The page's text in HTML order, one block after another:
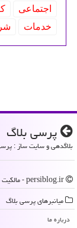
اجتماعی
خدمات
پرسی بلاگ
بلاگدهی و سایت ساز :
میانبرهای پرسی بلاگ
درباره ما